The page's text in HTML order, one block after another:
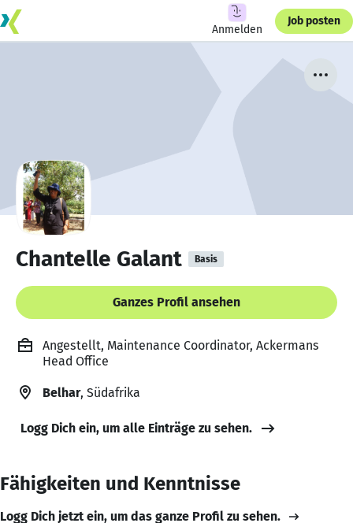
Anmelden
Job posten
Chantelle Galant Basis
Ganzes Profil ansehen
Angestellt, Maintenance Coordinator, Ackermans
Head Office
Belhar, Südafrika
Logg Dich ein, um alle Einträge zu sehen.
Fähigkeiten und Kenntnisse
Logg Dich jetzt ein, um das ganze Profil zu sehen.